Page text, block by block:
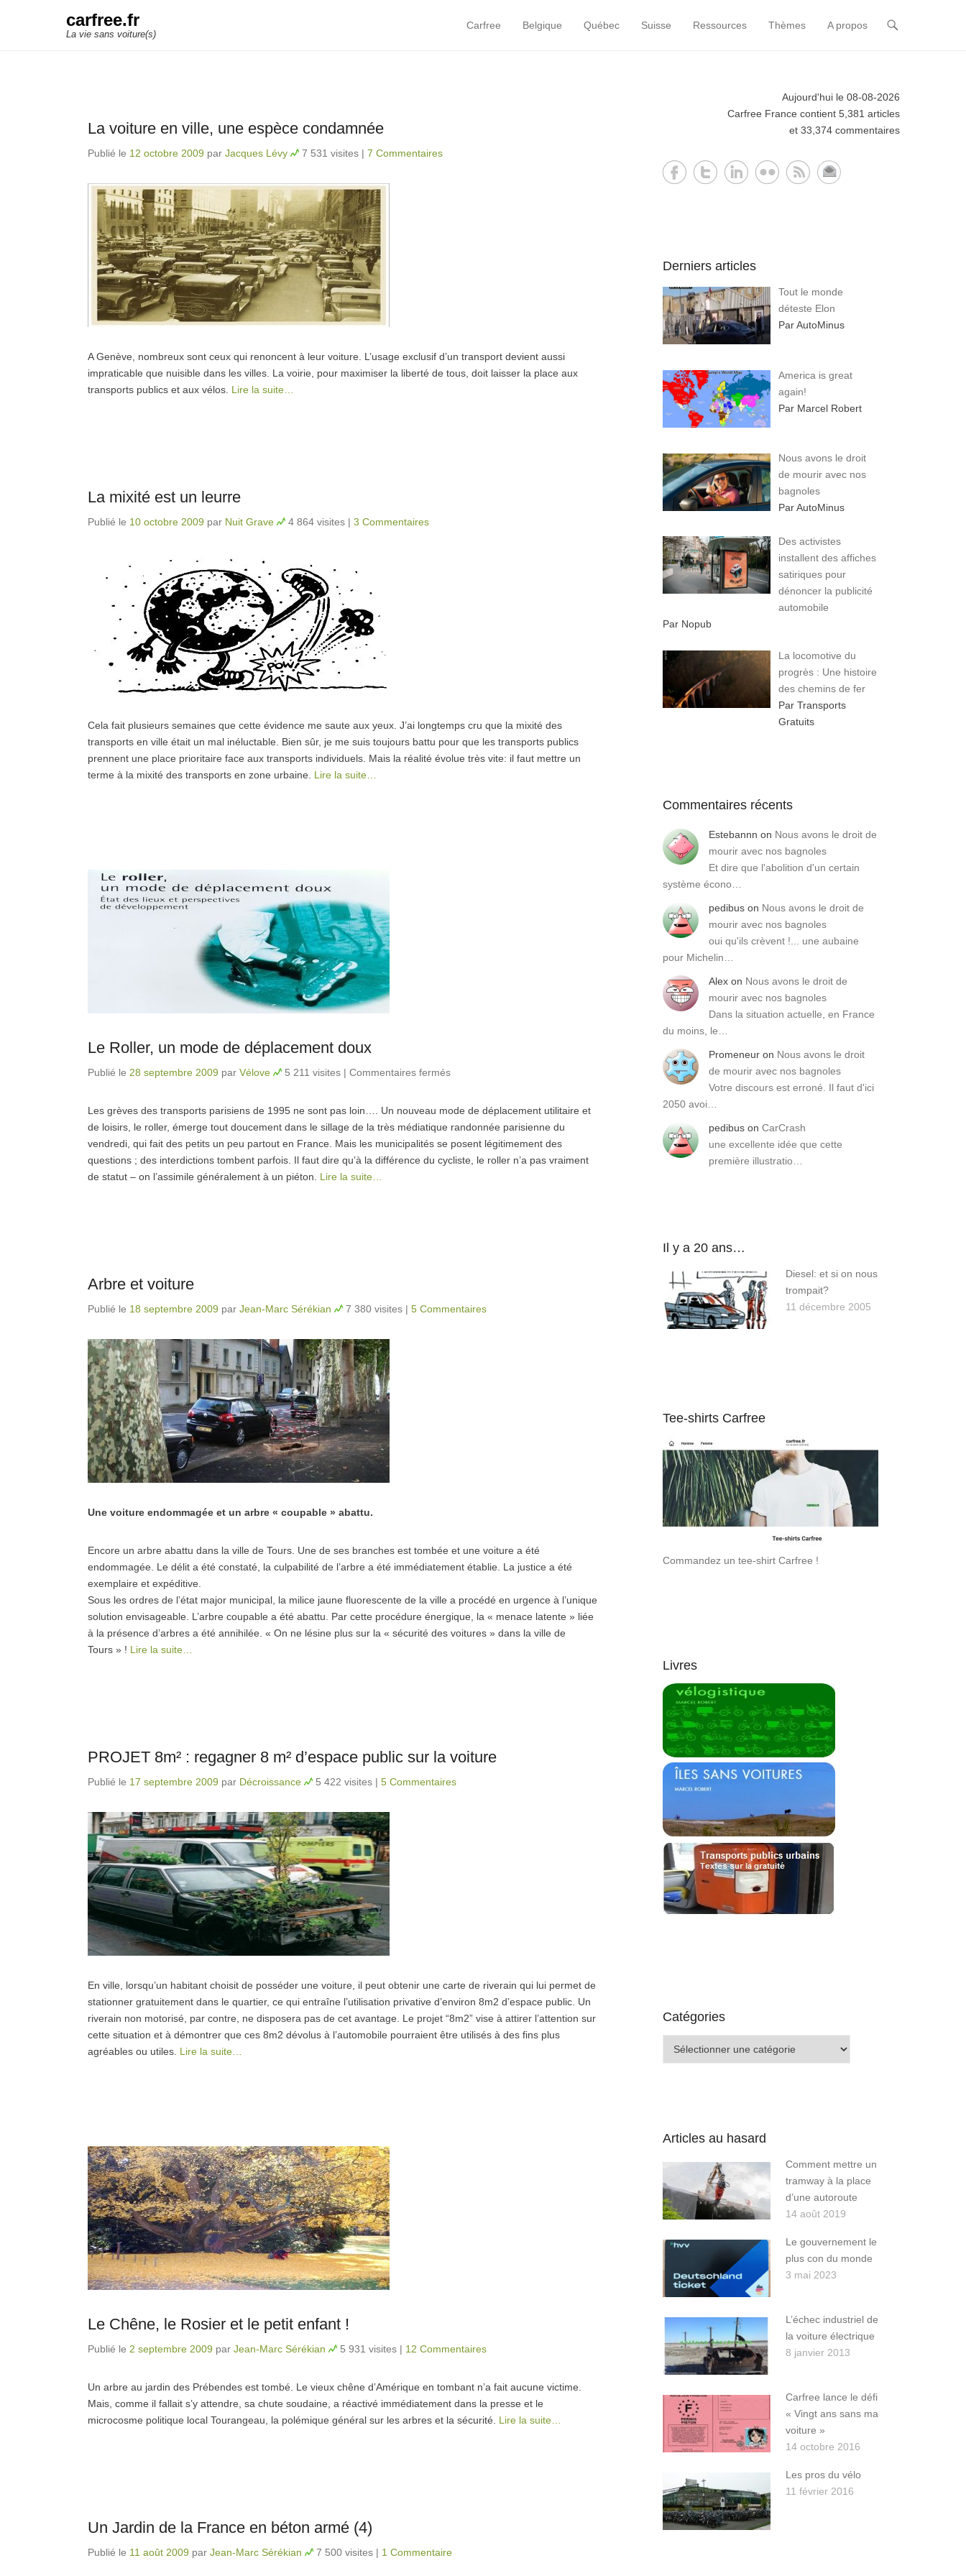
carfree.fr
La vie sans voiture(s)
Primary Menu
Skip to content
Carfree Belgique Québec Suisse Ressources Thèmes A propos
La voiture en ville, une espèce condamnée
Publié le 12 octobre 2009 par Jacques Lévy 7 531 visites | 7 Commentaires
A Genève, nombreux sont ceux qui renoncent à leur voiture. L’usage exclusif d’un transport devient aussi
impraticable que nuisible dans les villes. La voirie, pour maximiser la liberté de tous, doit laisser la place aux
transports publics et aux vélos. Lire la suite…
La mixité est un leurre
Publié le 10 octobre 2009 par Nuit Grave 4 864 visites | 3 Commentaires
Cela fait plusieurs semaines que cette évidence me saute aux yeux. J’ai longtemps cru que la mixité des
transports en ville était un mal inéluctable. Bien sûr, je me suis toujours battu pour que les transports publics
prennent une place prioritaire face aux transports individuels. Mais la réalité évolue très vite: il faut mettre un
terme à la mixité des transports en zone urbaine. Lire la suite…
Le Roller, un mode de déplacement doux
Publié le 28 septembre 2009 par Vélove 5 211 visites | Commentaires fermés
Les grèves des transports parisiens de 1995 ne sont pas loin…. Un nouveau mode de déplacement utilitaire et
de loisirs, le roller, émerge tout doucement dans le sillage de la très médiatique randonnée parisienne du
vendredi, qui fait des petits un peu partout en France. Mais les municipalités se posent légitimement des
questions ; des interdictions tombent parfois. Il faut dire qu’à la différence du cycliste, le roller n’a pas vraiment
de statut – on l’assimile généralement à un piéton. Lire la suite…
Arbre et voiture
Publié le 18 septembre 2009 par Jean-Marc Sérékian 7 380 visites | 5 Commentaires
Une voiture endommagée et un arbre « coupable » abattu.
Encore un arbre abattu dans la ville de Tours. Une de ses branches est tombée et une voiture a été
endommagée. Le délit a été constaté, la culpabilité de l’arbre a été immédiatement établie. La justice a été
exemplaire et expéditive.
Sous les ordres de l’état major municipal, la milice jaune fluorescente de la ville a procédé en urgence à l’unique
solution envisageable. L’arbre coupable a été abattu. Par cette procédure énergique, la « menace latente » liée
à la présence d’arbres a été annihilée. « On ne lésine plus sur la « sécurité des voitures » dans la ville de
Tours » ! Lire la suite…
PROJET 8m² : regagner 8 m² d’espace public sur la voiture
Publié le 17 septembre 2009 par Décroissance 5 422 visites | 5 Commentaires
En ville, lorsqu’un habitant choisit de posséder une voiture, il peut obtenir une carte de riverain qui lui permet de
stationner gratuitement dans le quartier, ce qui entraîne l’utilisation privative d’environ 8m2 d’espace public. Un
riverain non motorisé, par contre, ne disposera pas de cet avantage. Le projet “8m2” vise à attirer l’attention sur
cette situation et à démontrer que ces 8m2 dévolus à l’automobile pourraient être utilisés à des fins plus
agréables ou utiles. Lire la suite…
Le Chêne, le Rosier et le petit enfant !
Publié le 2 septembre 2009 par Jean-Marc Sérékian 5 931 visites | 12 Commentaires
Un arbre au jardin des Prébendes est tombé. Le vieux chêne d’Amérique en tombant n’a fait aucune victime.
Mais, comme il fallait s’y attendre, sa chute soudaine, a réactivé immédiatement dans la presse et le
microcosme politique local Tourangeau, la polémique général sur les arbres et la sécurité. Lire la suite…
Un Jardin de la France en béton armé (4)
Publié le 11 août 2009 par Jean-Marc Sérékian 7 500 visites | 1 Commentaire
Aujourd'hui le 08-08-2026
Carfree France contient 5,381 articles
et 33,374 commentaires
Derniers articles
Tout le monde
déteste Elon
Par AutoMinus
America is great
again!
Par Marcel Robert
Nous avons le droit
de mourir avec nos
bagnoles
Par AutoMinus
Des activistes
installent des affiches
satiriques pour
dénoncer la publicité
automobile
Par Nopub
La locomotive du
progrès : Une histoire
des chemins de fer
Par Transports
Gratuits
Commentaires récents
Estebannn on Nous avons le droit de
mourir avec nos bagnoles
Et dire que l'abolition d'un certain
système écono…
pedibus on Nous avons le droit de
mourir avec nos bagnoles
oui qu'ils crèvent !... une aubaine
pour Michelin…
Alex on Nous avons le droit de
mourir avec nos bagnoles
Dans la situation actuelle, en France
du moins, le…
Promeneur on Nous avons le droit
de mourir avec nos bagnoles
Votre discours est erroné. Il faut d'ici
2050 avoi…
pedibus on CarCrash
une excellente idée que cette
première illustratio…
Il y a 20 ans…
Diesel: et si on nous
trompait?
11 décembre 2005
Tee-shirts Carfree
Commandez un tee-shirt Carfree !
Livres
Catégories
Articles au hasard
Comment mettre un
tramway à la place
d’une autoroute
14 août 2019
Le gouvernement le
plus con du monde
3 mai 2023
L’échec industriel de
la voiture électrique
8 janvier 2013
Carfree lance le défi
« Vingt ans sans ma
voiture »
14 octobre 2016
Les pros du vélo
11 février 2016